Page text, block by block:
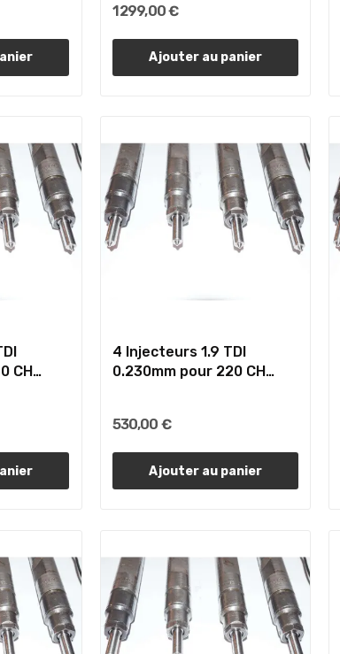
1 299,00 €
Ajouter au panier
CH
4 Injecteurs 1.9 TDI
0.230mm pour 220 CH
530,00 €
Ajouter au panier